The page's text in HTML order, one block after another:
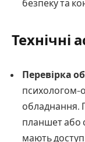
безпеку та
Технічні
Перевірка
психологом-
обладнання.
планшет або
мають